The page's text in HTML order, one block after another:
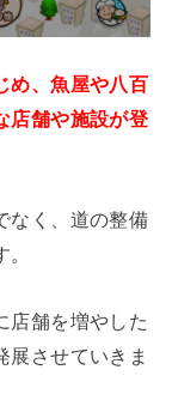
め、魚屋や八百
店舗や施設が登
なく、道の整備
店舗を増やした
展させていきま